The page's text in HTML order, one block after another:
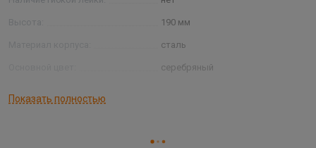
Высота: 190 мм
сталь
серебряный
Показать полностью